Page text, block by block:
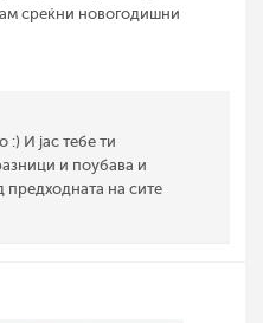
среќни новогодишни
:) И јас тебе ти
и поубава и
на сите